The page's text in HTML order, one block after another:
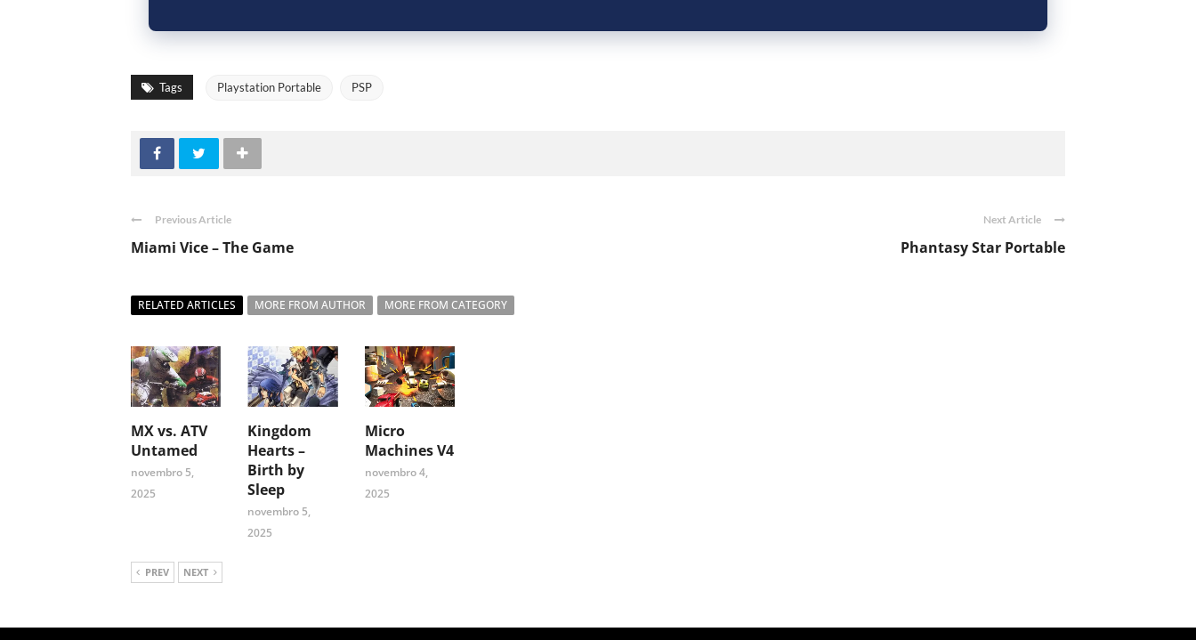
Tags Playstation Portable PSP
Previous Article
Miami Vice – The Game
Next Article
Phantasy Star Portable
RELATED ARTICLES MORE FROM AUTHOR MORE FROM CATEGORY
MX vs. ATV
Untamed
novembro 5,
2025
Kingdom
Hearts –
Birth by
Sleep
novembro 5,
2025
Micro
Machines V4
novembro 4,
2025
PREV NEXT